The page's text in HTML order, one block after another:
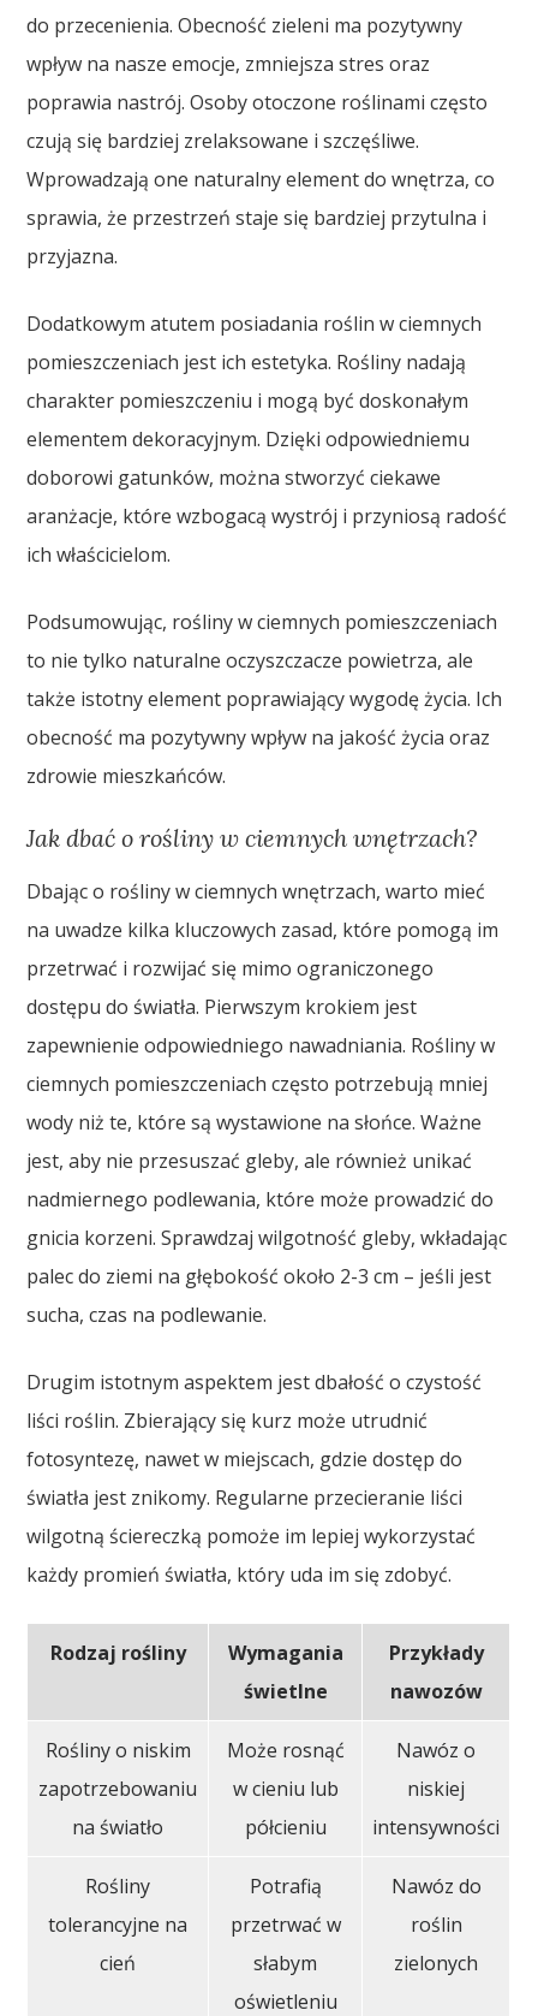
do przecenienia. Obecność zieleni ma pozytywny
wpływ na nasze emocje, zmniejsza stres oraz
poprawia nastrój. Osoby otoczone roślinami często
czują się bardziej zrelaksowane i szczęśliwe.
Wprowadzają one naturalny element do wnętrza, co
sprawia, że przestrzeń staje się bardziej przytulna i
przyjazna.
Dodatkowym atutem posiadania roślin w ciemnych
pomieszczeniach jest ich estetyka. Rośliny nadają
charakter pomieszczeniu i mogą być doskonałym
elementem dekoracyjnym. Dzięki odpowiedniemu
doborowi gatunków, można stworzyć ciekawe
aranżacje, które wzbogacą wystrój i przyniosą radość
ich właścicielom.
Podsumowując, rośliny w ciemnych pomieszczeniach
to nie tylko naturalne oczyszczacze powietrza, ale
także istotny element poprawiający wygodę życia. Ich
obecność ma pozytywny wpływ na jakość życia oraz
zdrowie mieszkańców.
Jak dbać o rośliny w ciemnych wnętrzach?
Dbając o rośliny w ciemnych wnętrzach, warto mieć
na uwadze kilka kluczowych zasad, które pomogą im
przetrwać i rozwijać się mimo ograniczonego
dostępu do światła. Pierwszym krokiem jest
zapewnienie odpowiedniego nawadniania. Rośliny w
ciemnych pomieszczeniach często potrzebują mniej
wody niż te, które są wystawione na słońce. Ważne
jest, aby nie przesuszać gleby, ale również unikać
nadmiernego podlewania, które może prowadzić do
gnicia korzeni. Sprawdzaj wilgotność gleby, wkładając
palec do ziemi na głębokość około 2-3 cm – jeśli jest
sucha, czas na podlewanie.
Drugim istotnym aspektem jest dbałość o czystość
liści roślin. Zbierający się kurz może utrudnić
fotosyntezę, nawet w miejscach, gdzie dostęp do
światła jest znikomy. Regularne przecieranie liści
wilgotną ściereczką pomoże im lepiej wykorzystać
każdy promień światła, który uda im się zdobyć.
Rodzaj rośliny
Wymagania
świetlne
Przykłady
nawozów
Rośliny o niskim
zapotrzebowaniu
na światło
Może rosnąć
w cieniu lub
półcieniu
Nawóz o
niskiej
intensywności
Rośliny
tolerancyjne na
cień
Potrafią
przetrwać w
słabym
oświetleniu
Nawóz do
roślin
zielonych